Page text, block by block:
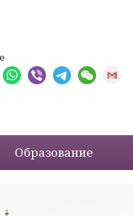
Образование